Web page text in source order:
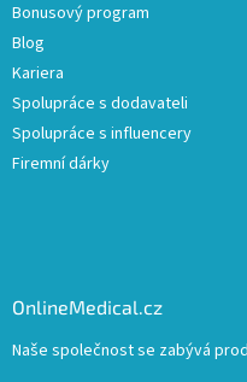
Bonusový program
Blog
Kariera
Spolupráce s dodavateli
Spolupráce s influencery
Firemní dárky
OnlineMedical.cz
Naše společnost se zabývá